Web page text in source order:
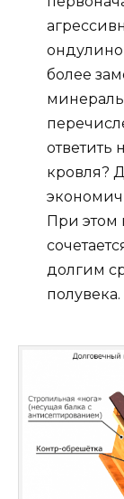
более
ответить
кровля?
При этом
долгим
полувека.